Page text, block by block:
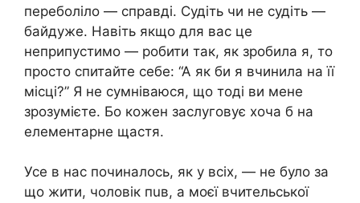
переболіло — справді. Судіть чи не судіть —
байдуже. Навіть якщо для вас це
неприпустимо — робити так, як зробила я, то
просто спитайте себе: “А як би я вчинила на її
місці?” Я не сумніваюся, що тоді ви мене
зрозумієте. Бо кожен заслуговує хоча б на
елементарне щастя.
Усе в нас починалось, як у всіх, — не було за
що жити, чоловік пuв, а моєї вчительської